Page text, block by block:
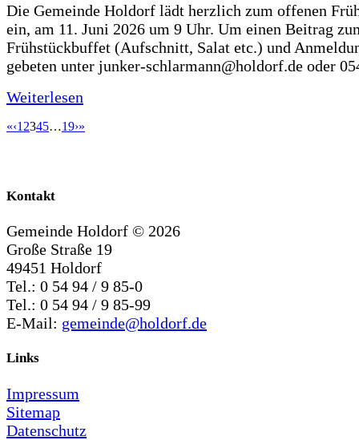
Die Gemeinde Holdorf lädt herzlich zum offenen
ein, am 11. Juni 2026 um 9 Uhr. Um einen Beitrag
Frühstückbuffet (Aufschnitt, Salat etc.) und
gebeten unter junker-schlarmann@holdorf.de oder
Weiterlesen
«‹1 2345…19›»
Kontakt
Gemeinde Holdorf © 2026
Große Straße 19
49451 Holdorf
Tel.: 0 54 94 / 9 85-0
Tel.: 0 54 94 / 9 85-99
E-Mail: gemeinde@holdorf.de
Links
Impressum
Sitemap
Datenschutz